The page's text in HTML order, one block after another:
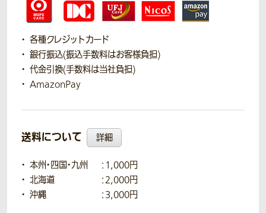
各種クレジットカード
銀行振込(振込手数料はお客様負担)
代金引換(手数料は当社負担)
AmazonPay
送料について 詳細
本州・四国・九州
：1,000円
北海道
：2,000円
沖縄
：3,000円